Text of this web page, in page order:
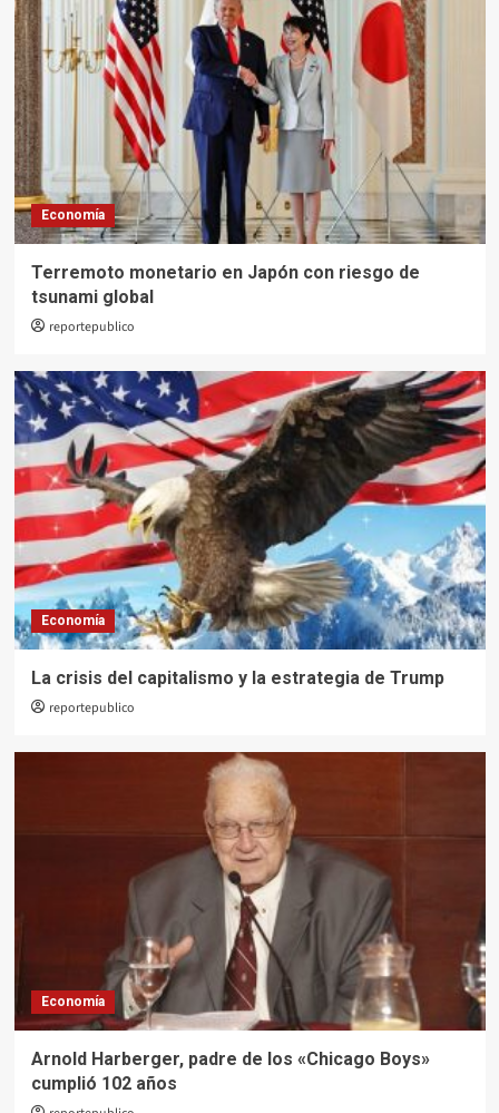
Economía
Terremoto monetario en Japón con riesgo de
tsunami global
reportepublico
Economía
La crisis del capitalismo y la estrategia de Trump
reportepublico
Economía
Arnold Harberger, padre de los «Chicago Boys»
cumplió 102 años